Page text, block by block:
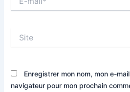
mail*
Enregistrer mon nom, mon e-
navigateur pour mon prochain